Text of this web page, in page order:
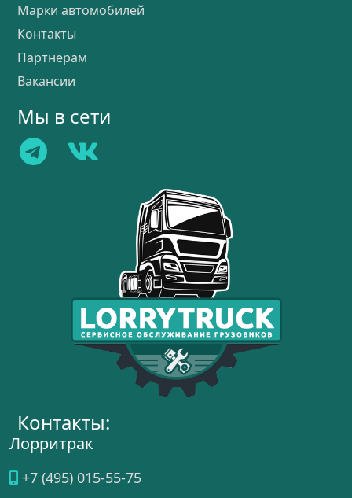
Марки автомобилей
Контакты
Партнёрам
Вакансии
Мы в сети
Контакты:
Лорритрак
+7 (495) 015-55-75